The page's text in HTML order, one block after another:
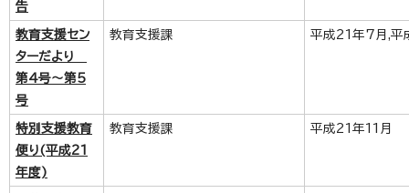
告
教育支援セン
ターだより
第4号～第5
号
教育支援課 平成21年7月,平
特別支援教育
便り(平成21
年度)
教育支援課 平成21年11月